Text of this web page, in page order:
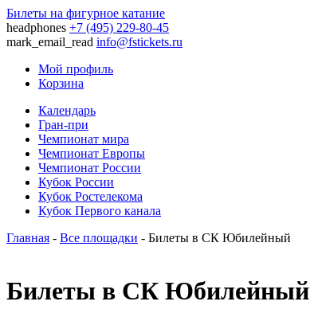
Билеты на фигурное катание
headphones +7 (495) 229-80-45
mark_email_read info@fstickets.ru
Мой профиль
Корзина
Календарь
Гран-при
Чемпионат мира
Чемпионат Европы
Чемпионат России
Кубок России
Кубок Ростелекома
Кубок Первого канала
Главная - Все площадки - Билеты в СК Юбилейный
Билеты в СК Юбилейный